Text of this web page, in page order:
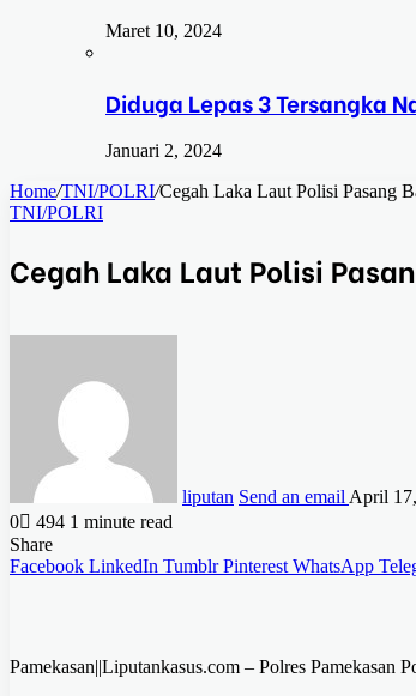
Maret 10, 2024
Diduga Lepas 3 Tersangka
Januari 2, 2024
Home/TNI/POLRI/Cegah Laka Laut Polisi Pasang
TNI/POLRI
Cegah Laka Laut Polisi
liputan Send an email April
0
494 1 minute read
Share
Facebook LinkedIn Tumblr Pinterest WhatsApp
Pamekasan||Liputankasus.com – Polres Pamekasan